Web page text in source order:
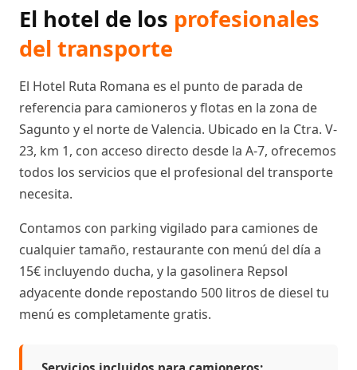
El hotel de los profesionales
del transporte
El Hotel Ruta Romana es el punto de parada de
referencia para camioneros y flotas en la zona de
Sagunto y el norte de Valencia. Ubicado en la Ctra. V-
23, km 1, con acceso directo desde la A-7, ofrecemos
todos los servicios que el profesional del transporte
necesita.
Contamos con parking vigilado para camiones de
cualquier tamaño, restaurante con menú del día a
15€ incluyendo ducha, y la gasolinera Repsol
adyacente donde repostando 500 litros de diesel tu
menú es completamente gratis.